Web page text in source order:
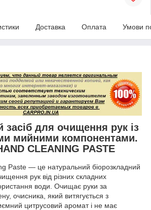
Доставка Оплата Умови
засіб для очищення рук із
мийними компонентами.
CLEANING PASTE
Paste — це натуральний біорозкладний
рук від різних складних
води. Очищає руки за
очисника, який витягується з
цитрусовий аромат і не має